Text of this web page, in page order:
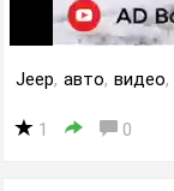
Jeep, авто, видео,
1 0